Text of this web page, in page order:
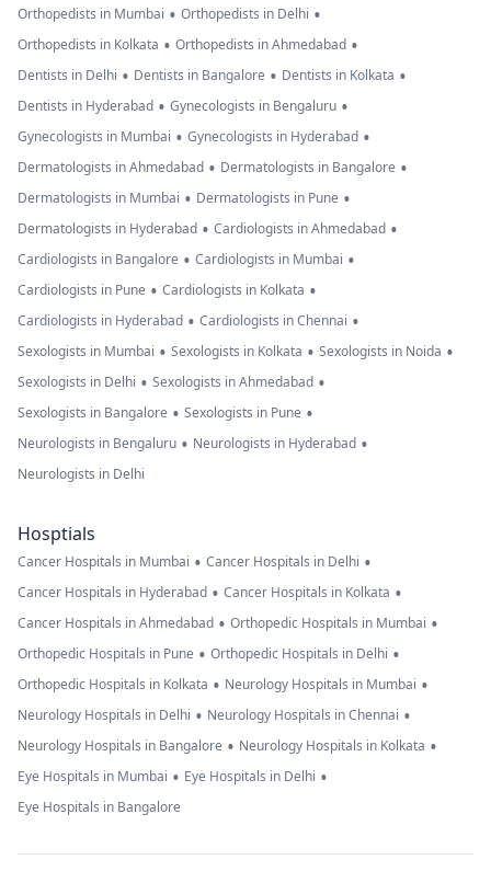
Orthopedists in Mumbai • Orthopedists in Delhi •
Orthopedists in Kolkata • Orthopedists in Ahmedabad •
Dentists in Delhi • Dentists in Bangalore • Dentists in Kolkata •
Dentists in Hyderabad • Gynecologists in Bengaluru •
Gynecologists in Mumbai • Gynecologists in Hyderabad •
Dermatologists in Ahmedabad • Dermatologists in Bangalore •
Dermatologists in Mumbai • Dermatologists in Pune •
Dermatologists in Hyderabad • Cardiologists in Ahmedabad •
Cardiologists in Bangalore • Cardiologists in Mumbai •
Cardiologists in Pune • Cardiologists in Kolkata •
Cardiologists in Hyderabad • Cardiologists in Chennai •
Sexologists in Mumbai • Sexologists in Kolkata • Sexologists in Noida •
Sexologists in Delhi • Sexologists in Ahmedabad •
Sexologists in Bangalore • Sexologists in Pune •
Neurologists in Bengaluru • Neurologists in Hyderabad •
Neurologists in Delhi
Hosptials
Cancer Hospitals in Mumbai • Cancer Hospitals in Delhi •
Cancer Hospitals in Hyderabad • Cancer Hospitals in Kolkata •
Cancer Hospitals in Ahmedabad • Orthopedic Hospitals in Mumbai •
Orthopedic Hospitals in Pune • Orthopedic Hospitals in Delhi •
Orthopedic Hospitals in Kolkata • Neurology Hospitals in Mumbai •
Neurology Hospitals in Delhi • Neurology Hospitals in Chennai •
Neurology Hospitals in Bangalore • Neurology Hospitals in Kolkata •
Eye Hospitals in Mumbai • Eye Hospitals in Delhi •
Eye Hospitals in Bangalore